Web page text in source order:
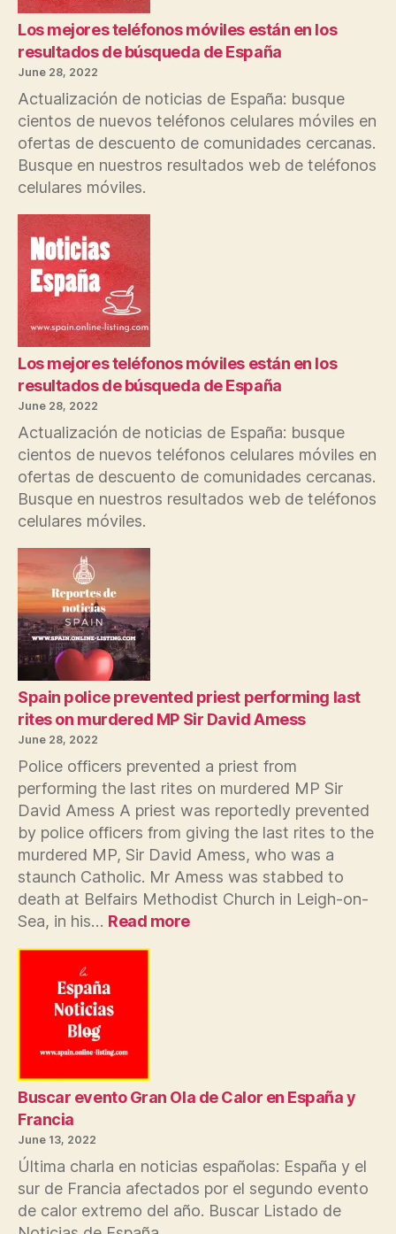
Los mejores teléfonos móviles están en los
resultados de búsqueda de España
June 28, 2022
Actualización de noticias de España: busque
cientos de nuevos teléfonos celulares móviles en
ofertas de descuento de comunidades cercanas.
Busque en nuestros resultados web de teléfonos
celulares móviles.
Los mejores teléfonos móviles están en los
resultados de búsqueda de España
June 28, 2022
Actualización de noticias de España: busque
cientos de nuevos teléfonos celulares móviles en
ofertas de descuento de comunidades cercanas.
Busque en nuestros resultados web de teléfonos
celulares móviles.
Spain police prevented priest performing last
rites on murdered MP Sir David Amess
June 28, 2022
Police officers prevented a priest from
performing the last rites on murdered MP Sir
David Amess A priest was reportedly prevented
by police officers from giving the last rites to the
murdered MP, Sir David Amess, who was a
staunch Catholic. Mr Amess was stabbed to
death at Belfairs Methodist Church in Leigh-on-
Sea, in his… Read more:
murdered
Amess
Buscar evento Gran Ola de Calor en España y
Francia
June 13, 2022
Última charla en noticias españolas: España y el
sur de Francia afectados por el segundo evento
de calor extremo del año. Buscar Listado de